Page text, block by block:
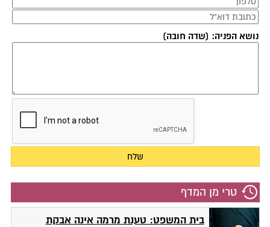
נושא הפניה: (שדה חובה)
טרי מן המדף
בית המשפט: טענת מרמה אינה אבקת